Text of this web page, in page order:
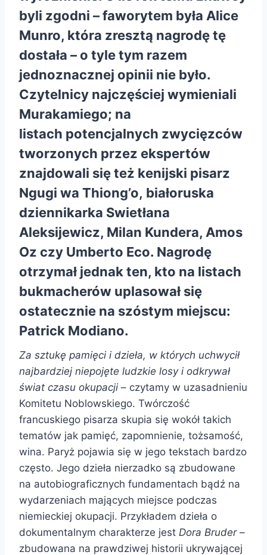
byli zgodni – faworytem była Alice
Munro, która zresztą nagrodę tę
dostała – o tyle tym razem
jednoznacznej opinii nie było.
Czytelnicy najczęściej wymieniali
Murakamiego; na
listach potencjalnych zwycięzców
tworzonych przez ekspertów
znajdowali się też kenijski pisarz
Ngugi wa Thiong’o, białoruska
dziennikarka Swietłana
Aleksijewicz, Milan Kundera, Amos
Oz czy Umberto Eco. Nagrodę
otrzymał jednak ten, kto na listach
bukmacherów uplasował się
ostatecznie na szóstym miejscu:
Patrick Modiano.
Za sztukę pamięci i dzieła, w których uchwycił
najbardziej niepojęte ludzkie losy i odkrywał
świat czasu okupacji – czytamy w uzasadnieniu
Komitetu Noblowskiego. Twórczość
francuskiego pisarza skupia się wokół takich
tematów jak pamięć, zapomnienie, tożsamość,
wina. Paryż pojawia się w jego tekstach bardzo
często. Jego dzieła nierzadko są zbudowane
na autobiograficznych fundamentach bądź na
wydarzeniach mających miejsce podczas
niemieckiej okupacji. Przykładem dzieła o
dokumentalnym charakterze jest Dora Bruder –
zbudowana na prawdziwej historii ukrywającej